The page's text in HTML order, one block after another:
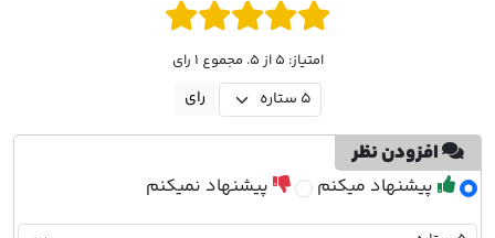
امتیاز: 5 از 5. مجموع 1 رای
افزودن نظر
پیشنهاد میکنم پیشنهاد نمیکنم